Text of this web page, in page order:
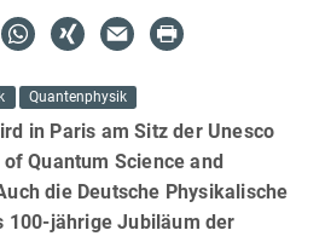
Quantenphysik
in Paris am Sitz der Unesco
Quantum Science and
die Deutsche Physikalische
100-jährige Jubiläum der